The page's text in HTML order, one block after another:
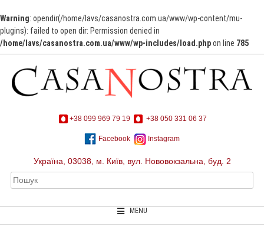
Warning: opendir(/home/lavs/casanostra.com.ua/www/wp-content/mu-
plugins): failed to open dir: Permission denied in
/home/lavs/casanostra.com.ua/www/wp-includes/load.phpon line 785
+38 099 969 79 19 +38 050 331 06 37
Facebook Instagram
Україна, 03038, м. Київ, вул. Нововокзальна, буд. 2
MENU